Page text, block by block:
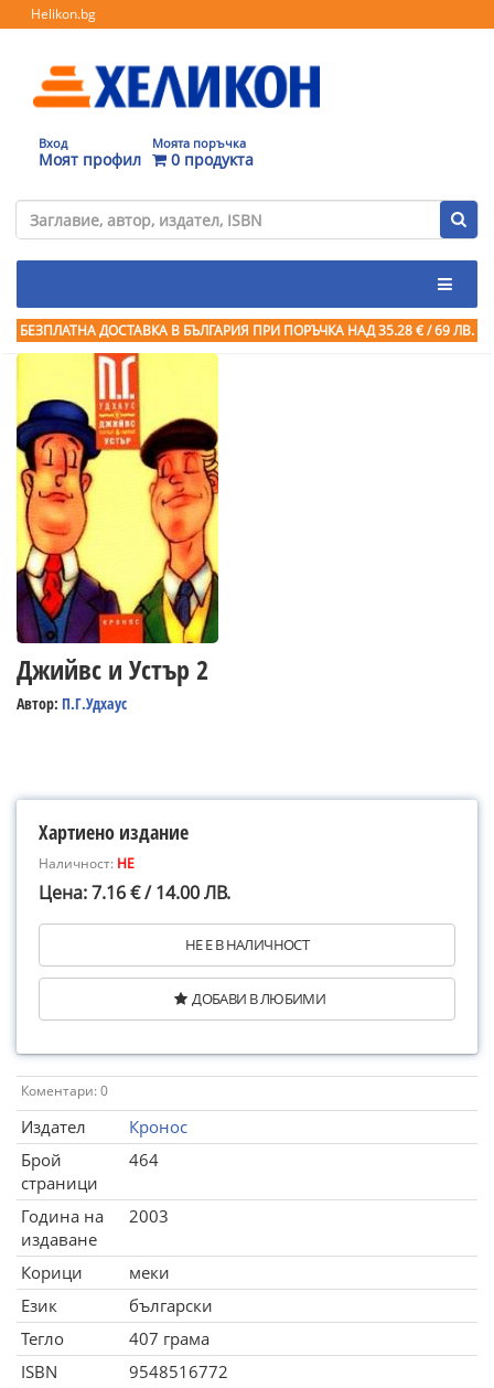
Helikon.bg
Вход
Моят профил
Моята поръчка
0 продукта
БЕЗПЛАТНА ДОСТАВКА В БЪЛГАРИЯ ПРИ ПОРЪЧКА НАД 35.28 € / 69 ЛВ.
Джийвс и Устър 2
Автор: П.Г.Удхаус
Хартиено издание
Наличност: НЕ
Цена: 7.16 € / 14.00 ЛВ.
НЕ Е В НАЛИЧНОСТ
ДОБАВИ В ЛЮБИМИ
Коментари: 0
Издател
Кронос
Брой
страници
464
Година на
издаване
2003
Корици
меки
Език
български
Тегло
407 грама
ISBN
9548516772